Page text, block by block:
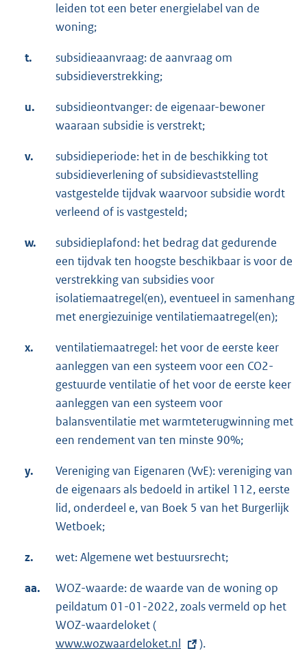
leiden tot een beter energielabel van de
woning;
t.
subsidieaanvraag: de aanvraag om
subsidieverstrekking;
u.
subsidieontvanger: de eigenaar-bewoner
waaraan subsidie is verstrekt;
v.
subsidieperiode: het in de beschikking tot
subsidieverlening of subsidievaststelling
vastgestelde tijdvak waarvoor subsidie wordt
verleend of is vastgesteld;
w.
subsidieplafond: het bedrag dat gedurende
een tijdvak ten hoogste beschikbaar is voor de
verstrekking van subsidies voor
isolatiemaatregel(en), eventueel in samenhang
met energiezuinige ventilatiemaatregel(en);
x.
ventilatiemaatregel: het voor de eerste keer
aanleggen van een systeem voor een CO2-
gestuurde ventilatie of het voor de eerste keer
aanleggen van een systeem voor
balansventilatie met warmteterugwinning met
een rendement van ten minste 90%;
y.
Vereniging van Eigenaren (VvE): vereniging van
de eigenaars als bedoeld in artikel 112, eerste
lid, onderdeel e, van Boek 5 van het Burgerlijk
Wetboek;
z. wet: Algemene wet bestuursrecht;
aa.
WOZ-waarde: de waarde van de woning op
peildatum 01-01-2022, zoals vermeld op het
WOZ-waardeloket (
x
www.wozwaardeloket.nl ).